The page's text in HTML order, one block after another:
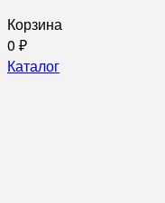
Корзина
0 ₽
Каталог